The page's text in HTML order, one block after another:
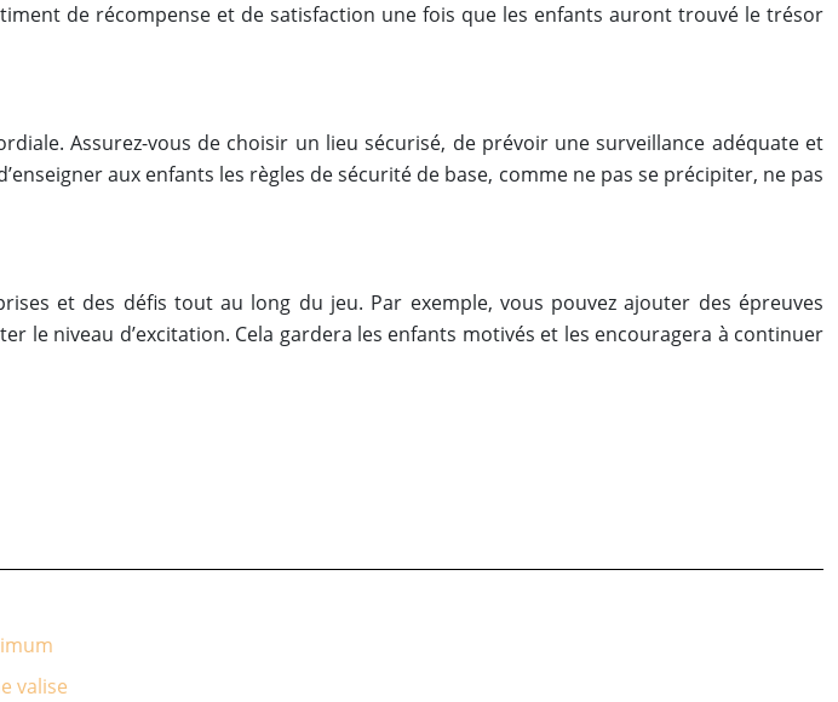
de récompense et de satisfaction une fois que les enfants auront trouvé le trésor
Assurez-vous de choisir un lieu sécurisé, de prévoir une surveillance adéquate et
aux enfants les règles de sécurité de base, comme ne pas se précipiter, ne pas
et des défis tout au long du jeu. Par exemple, vous pouvez ajouter des épreuves
le niveau d’excitation. Cela gardera les enfants motivés et les encouragera à continuer
valise